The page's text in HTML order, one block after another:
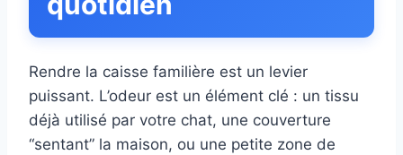
Rendre la caisse familière est un levier
puissant. L’odeur est un élément clé : un tissu
déjà utilisé par votre chat, une couverture
“sentant” la maison, ou une petite zone de